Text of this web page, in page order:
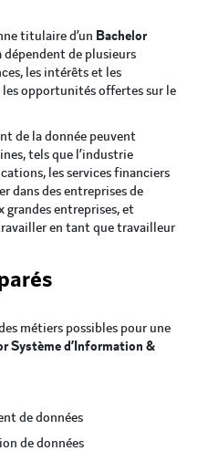
titulaire d’un Bachelor
dépendent de plusieurs
les intérêts et les
opportunités offertes sur le
de la donnée peuvent
tels que l’industrie
les services financiers
dans des entreprises de
entreprises, et
en tant que travailleur
métiers possibles pour une
Système d’Information &
de données
de données